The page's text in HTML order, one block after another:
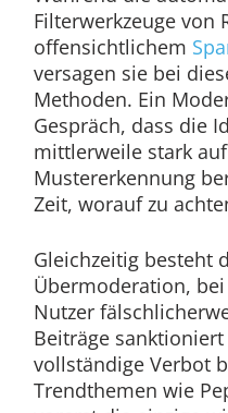
Filterwerkzeuge von
offensichtlichem
versagen sie bei
Methoden. Ein
Gespräch, dass die
mittlerweile stark
Mustererkennung
Zeit, worauf zu
Gleichzeitig besteht
Übermoderation,
Nutzer
Beiträge
vollständige Verbot
Trendthemen wie